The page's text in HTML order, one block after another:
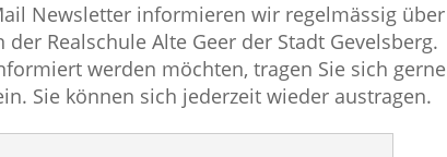
Newsletter informieren wir regelmässig über
Realschule Alte Geer der Stadt Gevelsberg.
werden möchten, tragen Sie sich gerne
Sie können sich jederzeit wieder austragen.